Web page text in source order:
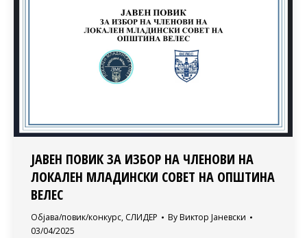
ЈАВЕН ПОВИК ЗА ИЗБОР НА ЧЛЕНОВИ НА
ЛОКАЛЕН МЛАДИНСКИ СОВЕТ НА ОПШТИНА
ВЕЛЕС
Објава/повик/конкурс, СЛИДЕР By Виктор Јаневски
03/04/2025